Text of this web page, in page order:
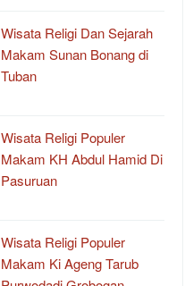
Wisata Religi Dan Sejarah
Makam Sunan Bonang di
Tuban
Wisata Religi Populer
Makam KH Abdul Hamid Di
Pasuruan
Wisata Religi Populer
Makam Ki Ageng Tarub